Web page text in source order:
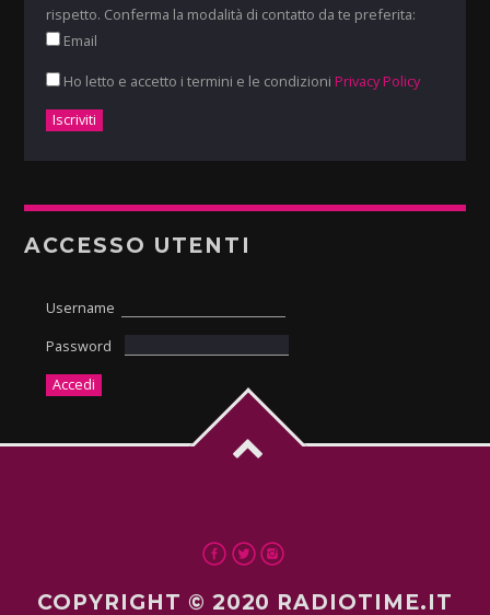
rispetto. Conferma la modalità di contatto da te preferita:
Email
Ho letto e accetto i termini e le condizioni Privacy Policy
ACCESSO UTENTI
Username
Password
COPYRIGHT © 2020 RADIOTIME.IT